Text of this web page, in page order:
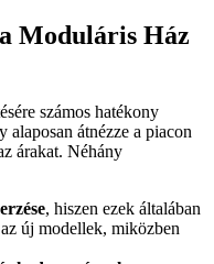
Moduláris Ház
számos hatékony
alaposan átnézze a piacon
árakat. Néhány
, hiszen ezek általában
új modellek, miközben